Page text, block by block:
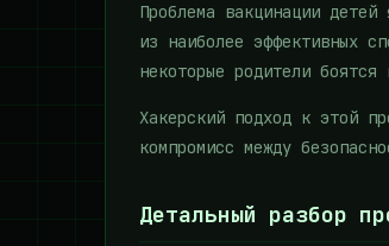
Проблема вакцинации
из наиболее эффективных
некоторые родители
Хакерский подход к этой
компромисс между
Детальный разбор